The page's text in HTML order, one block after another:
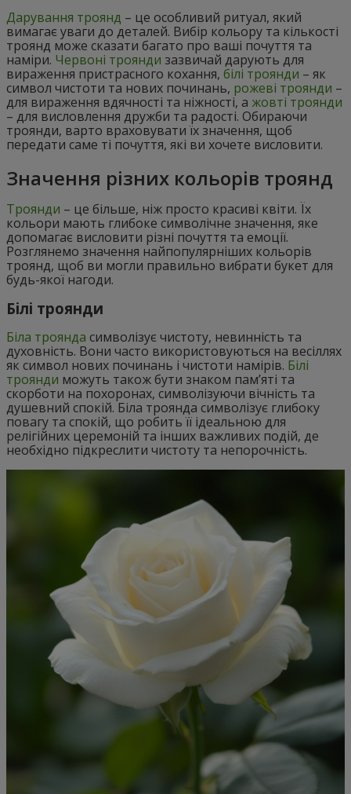
Дарування троянд – це особливий ритуал, який
вимагає уваги до деталей. Вибір кольору та кількості
троянд може сказати багато про ваші почуття та
наміри. Червоні троянди зазвичай дарують для
вираження пристрасного кохання, білі троянди – як
символ чистоти та нових починань, рожеві троянди –
для вираження вдячності та ніжності, а жовті троянди
– для висловлення дружби та радості. Обираючи
троянди, варто враховувати їх значення, щоб
передати саме ті почуття, які ви хочете висловити.
Значення різних кольорів троянд
Троянди – це більше, ніж просто красиві квіти. Їх
кольори мають глибоке символічне значення, яке
допомагає висловити різні почуття та емоції.
Розглянемо значення найпопулярніших кольорів
троянд, щоб ви могли правильно вибрати букет для
будь-якої нагоди.
Білі троянди
Біла троянда символізує чистоту, невинність та
духовність. Вони часто використовуються на весіллях
як символ нових починань і чистоти намірів. Білі
троянди можуть також бути знаком пам’яті та
скорботи на похоронах, символізуючи вічність та
душевний спокій. Біла троянда символізує глибоку
повагу та спокій, що робить її ідеальною для
релігійних церемоній та інших важливих подій, де
необхідно підкреслити чистоту та непорочність.